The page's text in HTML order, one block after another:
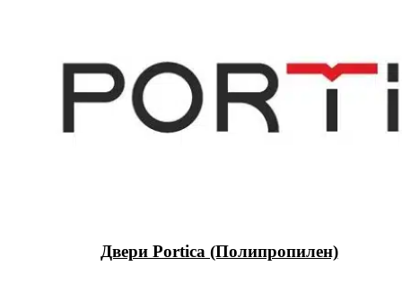
Двери Portica (Полипропилен)